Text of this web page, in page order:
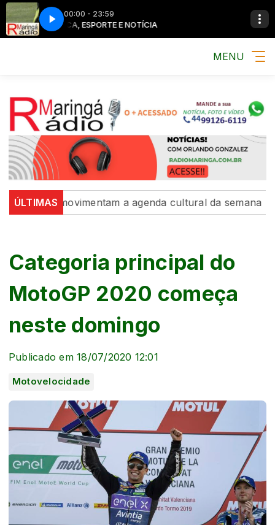
00:00 - 23:59
MÚSICA, ESPORTE E NOTÍCIA MÚSICA,
MENU
ÚLTIMAS
movimentam a agenda cultural da semana
Categoria principal do
MotoGP 2020 começa
neste domingo
Publicado em 18/07/2020 12:01
Motovelocidade